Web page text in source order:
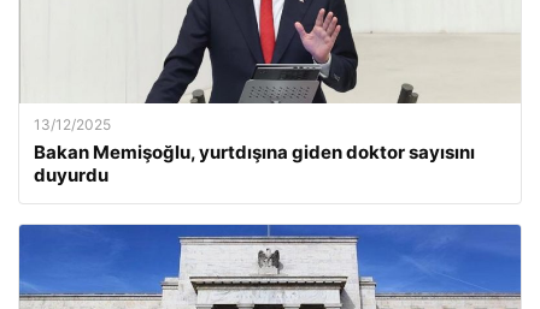
13/12/2025
Bakan Memişoğlu, yurtdışına giden doktor sayısını
duyurdu